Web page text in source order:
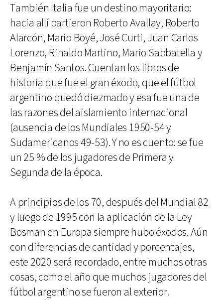
También Italia fue un destino mayoritario:
hacia allí partieron Roberto Avallay, Roberto
Alarcón, Mario Boyé, José Curti, Juan Carlos
Lorenzo, Rinaldo Martino, Mario Sabbatella y
Benjamín Santos. Cuentan los libros de
historia que fue el gran éxodo, que el fútbol
argentino quedó diezmado y esa fue una de
las razones del aislamiento internacional
(ausencia de los Mundiales 1950-54 y
Sudamericanos 49-53). Y no es cuento: se fue
un 25 % de los jugadores de Primera y
Segunda de la época.
A principios de los 70, después del Mundial 82
y luego de 1995 con la aplicación de la Ley
Bosman en Europa siempre hubo éxodos. Aún
con diferencias de cantidad y porcentajes,
este 2020 será recordado, entre muchos otras
cosas, como el año que muchos jugadores del
fútbol argentino se fueron al exterior.